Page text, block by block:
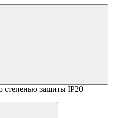
степенью защиты IP20